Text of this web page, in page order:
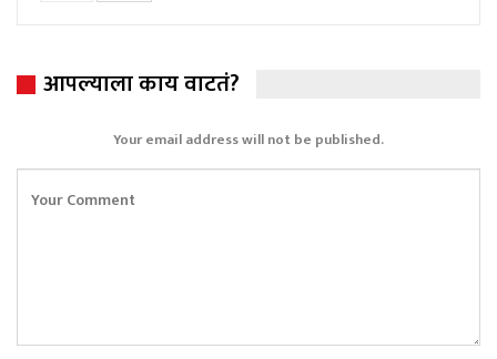
आपल्याला काय वाटतं?
Your email address will not be published.